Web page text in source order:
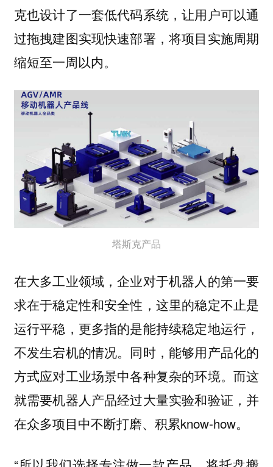
克也设计了一套低代码系统，让用户可以通
过拖拽建图实现快速部署，将项目实施周期
缩短至一周以内。
塔斯克产品
在大多工业领域，企业对于机器人的第一要
求在于稳定性和安全性，这里的稳定不止是
运行平稳，更多指的是能持续稳定地运行，
不发生宕机的情况。同时，能够用产品化的
方式应对工业场景中各种复杂的环境。而这
就需要机器人产品经过大量实验和验证，并
在众多项目中不断打磨、积累know-how。